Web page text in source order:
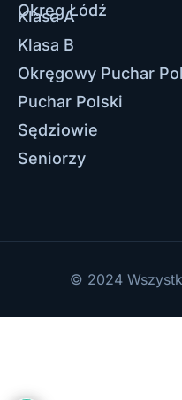
Okręg Łódź
Klasa A
Klasa B
Okręgowy Puchar
Puchar Polski
Sędziowie
Seniorzy
© 2024